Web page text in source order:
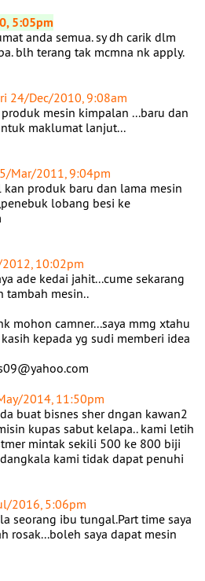
5:05pm
anda semua. sy dh carik dlm
blh terang tak mcmna nk apply.
24/Dec/2010, 9:08am
mesin kimpalan ...baru dan
maklumat lanjut...
Mar/2011, 9:04pm
produk baru dan lama mesin
lobang besi ke
10:02pm
ade kedai jahit...cume sekarang
tambah mesin..
mohon camner...saya mmg xtahu
kepada yg sudi memberi idea
2014, 11:50pm
buat bisnes sher dngan kawan2
kupas sabut kelapa.. kami letih
mintak sekili 500 ke 800 biji
kami tidak dapat penuhi
2016, 5:06pm
seorang ibu tungal.Part time saya
rosak...boleh saya dapat mesin